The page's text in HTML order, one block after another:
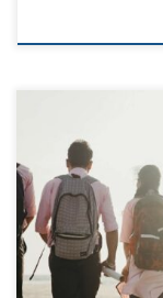
I giovani non sono
Adriana ci portano
Pastorale giovanile,
maggio al 2 giugno
mondo che corre,